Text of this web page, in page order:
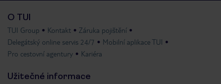
O TUI
TUI Group Kontakt
Záruka pojištění
Delegátský online servis 24/7
Mobilní aplikace TUI
Pro cestovní agentury
Kariéra
Užitečné informace